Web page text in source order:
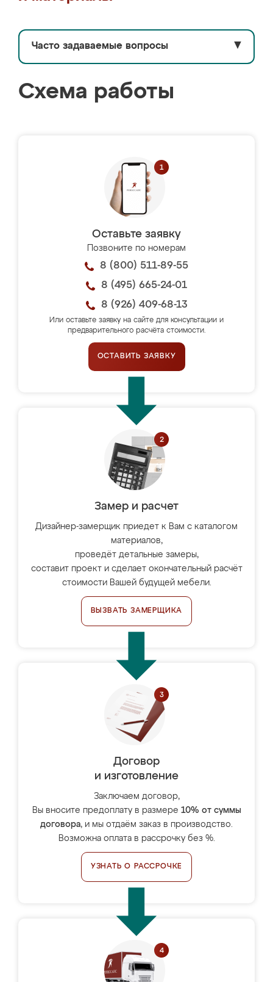
Часто задаваемые вопросы ▼
Схема работы
Оставьте заявку
Позвоните по номерам
8 (800) 511-89-55
8 (495) 665-24-01
8 (926) 409-68-13
Или оставьте заявку на сайте для консультации и
предварительного расчёта стоимости.
ОСТАВИТЬ ЗАЯВКУ
Замер и расчет
Дизайнер-замерщик приедет к Вам с каталогом
материалов,
проведёт детальные замеры,
составит проект и сделает окончательный расчёт
стоимости Вашей будущей мебели.
ВЫЗВАТЬ ЗАМЕРЩИКА
Договор
и изготовление
Заключаем договор,
Вы вносите предоплату в размере 10% от суммы
договора, и мы отдаём заказ в производство.
Возможна оплата в рассрочку без %.
УЗНАТЬ О РАССРОЧКЕ